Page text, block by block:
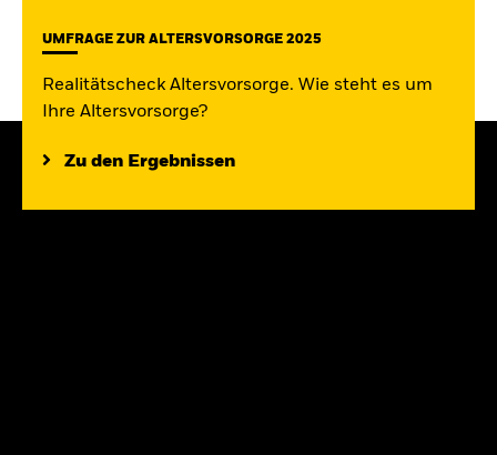
UMFRAGE ZUR ALTERSVORSORGE 2025
Realitätscheck Altersvorsorge. Wie steht es um
Ihre Altersvorsorge?
Zu den Ergebnissen